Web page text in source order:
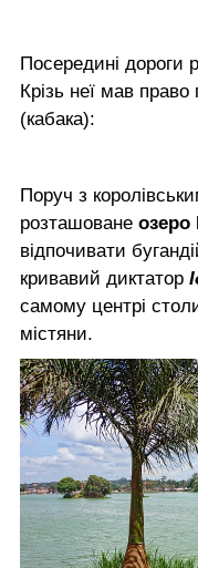
Посередині дороги
Крізь неї мав
(кабака):
Поруч з
розташоване озеро
відпочивати
кривавий диктатор
самому центрі
містяни.